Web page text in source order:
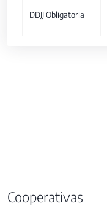
DDJJ Obligatoria
Cooperativas